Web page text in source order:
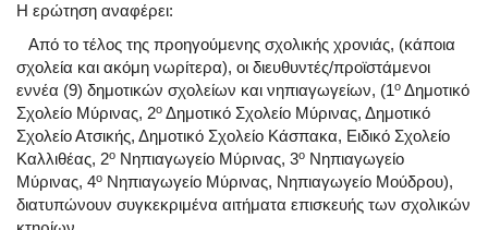
Η ερώτηση αναφέρει:
Από το τέλος της προηγούμενης σχολικής χρονιάς, (κάποια
σχολεία και ακόμη νωρίτερα), οι διευθυντές/προϊστάμενοι
εννέα (9) δημοτικών σχολείων και νηπιαγωγείων, (1ο Δημοτικό
Σχολείο Μύρινας, 2ο Δημοτικό Σχολείο Μύρινας, Δημοτικό
Σχολείο Ατσικής, Δημοτικό Σχολείο Κάσπακα, Ειδικό Σχολείο
Καλλιθέας, 2ο Νηπιαγωγείο Μύρινας, 3ο Νηπιαγωγείο
Μύρινας, 4ο Νηπιαγωγείο Μύρινας, Νηπιαγωγείο Μούδρου),
διατυπώνουν συγκεκριμένα αιτήματα επισκευής των σχολικών